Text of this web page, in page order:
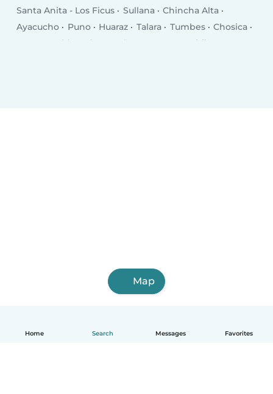
Home Search Messages Favorites
Santa Anita - Los Ficus
Sullana
Chincha Alta
Ayacucho
Puno Huaraz Talara Tumbes
Chosica
Puerto Maldonado
Breña
Chilca
Map